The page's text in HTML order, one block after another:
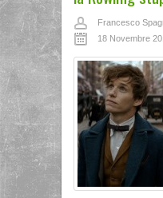
Francesco
18 Novembre